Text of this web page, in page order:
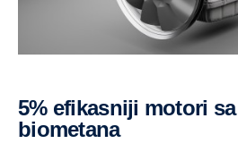
5% efikasniji motori sa pogonom na
biometana